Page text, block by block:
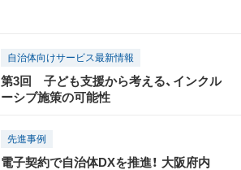
自治体向けサービス最新情報
第3回 子ども支援から考える、インクル
ーシブ施策の可能性
先進事例
電子契約で自治体DXを推進！ 大阪府内